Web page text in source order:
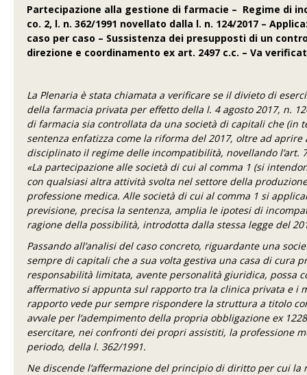
Partecipazione alla gestione di farmacie – Regime di
co. 2, l. n. 362/1991 novellato dalla l. n. 124/2017 –
caso per caso – Sussistenza dei presupposti di un
direzione e coordinamento ex art. 2497 c.c. – Va
La Plenaria è stata chiamata a verificare se il divieto di
della farmacia privata per effetto della l. 4 agosto 2017, n.
di farmacia sia controllata da una società di capitali che (in
sentenza enfatizza come la riforma del 2017, oltre ad
disciplinato il regime delle incompatibilità, novellando l’art.
«La partecipazione alle società di cui al comma 1 (si
con qualsiasi altra attività svolta nel settore della
professione medica. Alle società di cui al comma 1 si
previsione, precisa la sentenza, amplia le ipotesi di
ragione della possibilità, introdotta dalla stessa legge del
Passando all’analisi del caso concreto, riguardante una
sempre di capitali che a sua volta gestiva una casa di cura
responsabilità limitata, avente personalità giuridica, possa
affermativo si appunta sul rapporto tra la clinica privata e i
rapporto vede pur sempre rispondere la struttura a titolo
avvale per l’adempimento della propria obbligazione ex
esercitare, nei confronti dei propri assistiti, la professione
periodo, della l. 362/1991.
Ne discende l’affermazione del principio di diritto per cui la